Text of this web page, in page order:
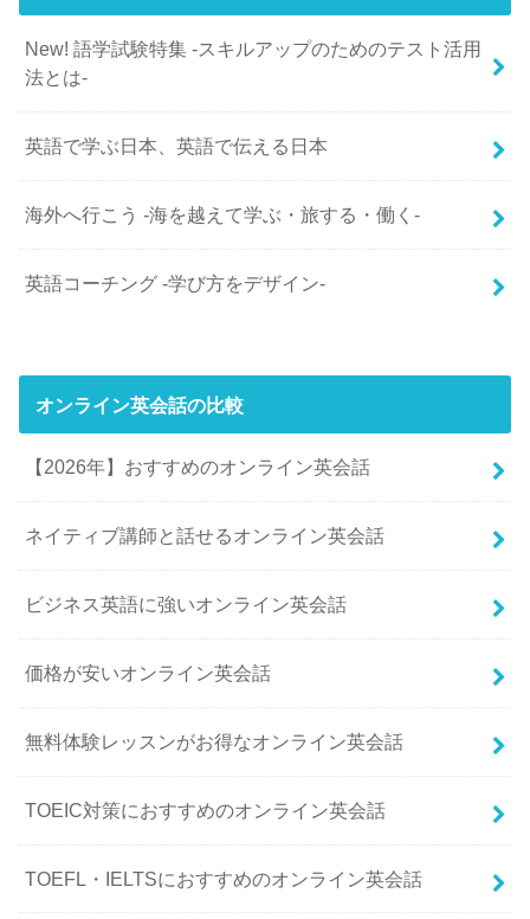
New! 語学試験特集 -スキルアップのためのテスト活用
法とは-
英語で学ぶ日本、英語で伝える日本
海外へ行こう -海を越えて学ぶ・旅する・働く-
英語コーチング -学び方をデザイン-
オンライン英会話の比較
【2026年】おすすめのオンライン英会話
ネイティブ講師と話せるオンライン英会話
ビジネス英語に強いオンライン英会話
価格が安いオンライン英会話
無料体験レッスンがお得なオンライン英会話
TOEIC対策におすすめのオンライン英会話
TOEFL・IELTSにおすすめのオンライン英会話